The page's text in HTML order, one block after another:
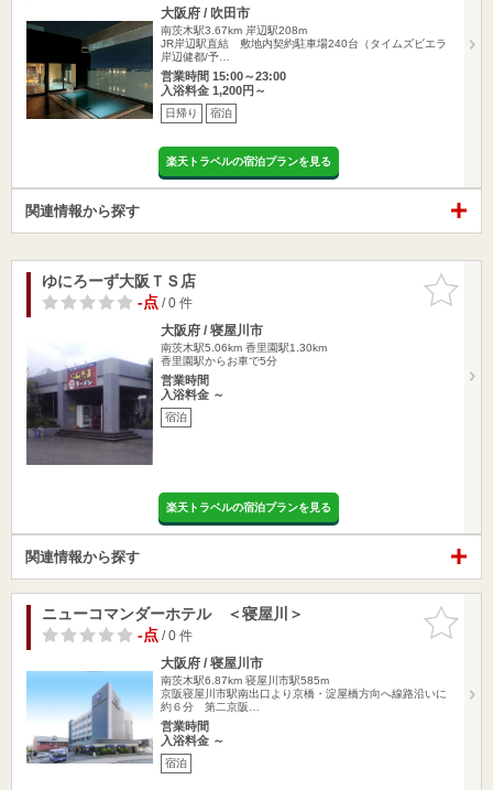
大阪府 / 吹田市
南茨木駅3.67km 岸辺駅208m
JR岸辺駅直結 敷地内契約駐車場240台（タイムズビエラ
岸辺健都/予…
営業時間 15:00～23:00
入浴料金 1,200円～
日帰り 宿泊
楽天トラベルの宿泊プランを見る
関連情報から探す
お気に入
りに追加
ゆにろーず大阪ＴＳ店
-点/ 0 件
大阪府 / 寝屋川市
南茨木駅5.06km 香里園駅1.30km
香里園駅からお車で5分
営業時間
入浴料金 ～
宿泊
楽天トラベルの宿泊プランを見る
関連情報から探す
お気に入
りに追加
ニューコマンダーホテル ＜寝屋川＞
-点/ 0 件
大阪府 / 寝屋川市
南茨木駅6.87km 寝屋川市駅585m
京阪寝屋川市駅南出口より京橋・淀屋橋方向へ線路沿いに
約６分 第二京阪…
営業時間
入浴料金 ～
宿泊